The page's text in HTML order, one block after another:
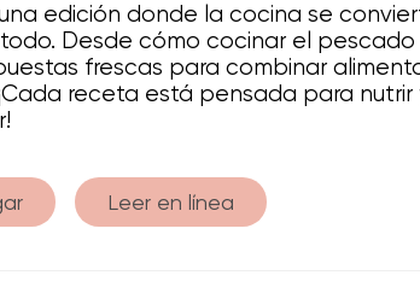
edición donde la cocina se
Desde cómo cocinar el
frescas para combinar
receta está pensada para nutrir
Leer en línea